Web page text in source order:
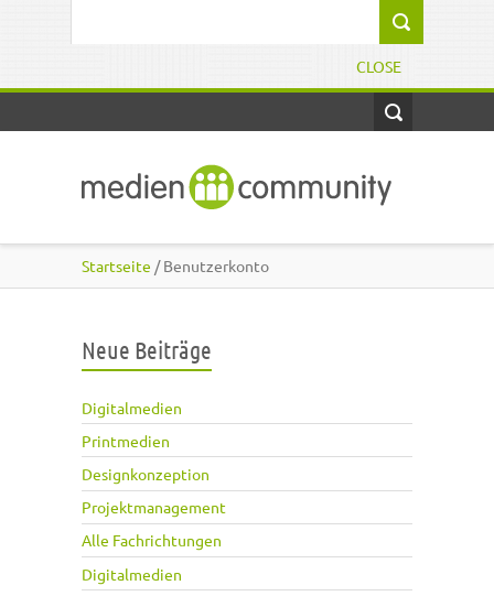
CLOSE
Startseite / Benutzerkonto
Neue Beiträge
Digitalmedien
Printmedien
Designkonzeption
Projektmanagement
Alle Fachrichtungen
Digitalmedien